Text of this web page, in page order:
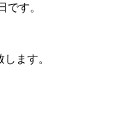
です。
ます。